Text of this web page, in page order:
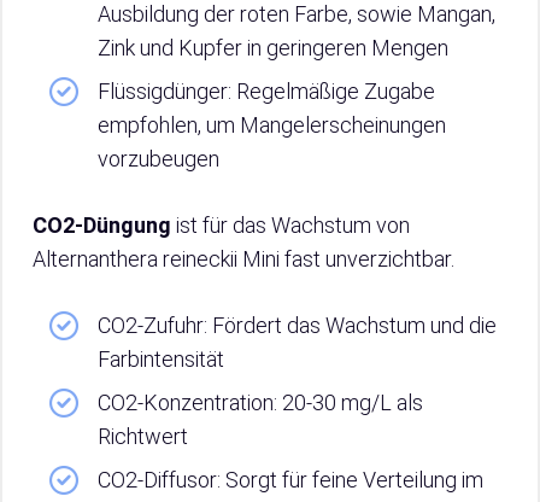
Ausbildung der roten Farbe, sowie Mangan,
Zink und Kupfer in geringeren Mengen
Flüssigdünger: Regelmäßige Zugabe
empfohlen, um Mangelerscheinungen
vorzubeugen
CO2-Düngung ist für das Wachstum von
Alternanthera reineckii Mini fast unverzichtbar.
CO2-Zufuhr: Fördert das Wachstum und die
Farbintensität
CO2-Konzentration: 20-30 mg/L als
Richtwert
CO2-Diffusor: Sorgt für feine Verteilung im